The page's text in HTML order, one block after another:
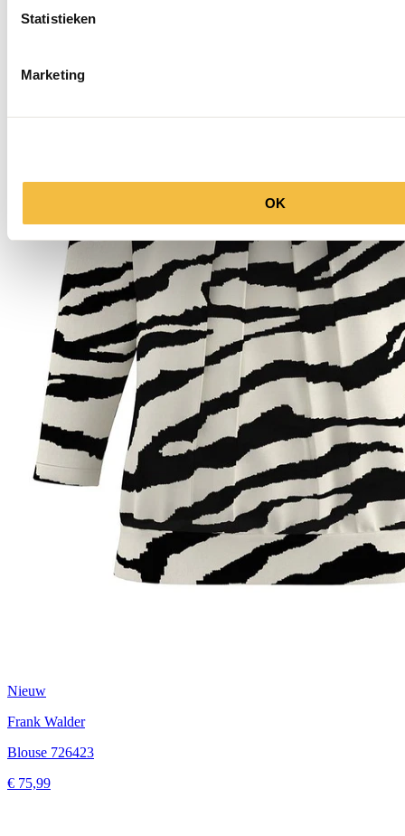
Statistieken
Marketing
OK
Nieuw
Frank Walder
Blouse 726423
€ 75,99